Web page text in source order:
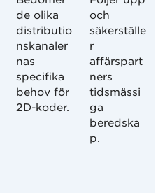
de olika
distributio
nskanaler
nas
specifika
behov för
2D-koder.
och
säkerställe
r
affärspart
ners
tidsmässi
ga
beredska
p.